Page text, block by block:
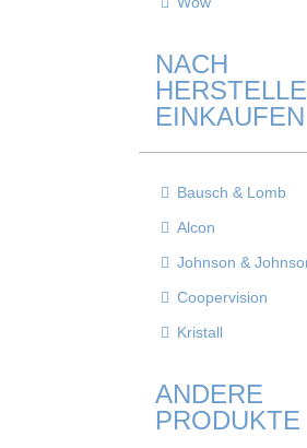
NACH
EINKAUFEN
Bausch & Lomb
Alcon
Johnson &
Coopervision
Kristall
ANDERE
PRODUKTE